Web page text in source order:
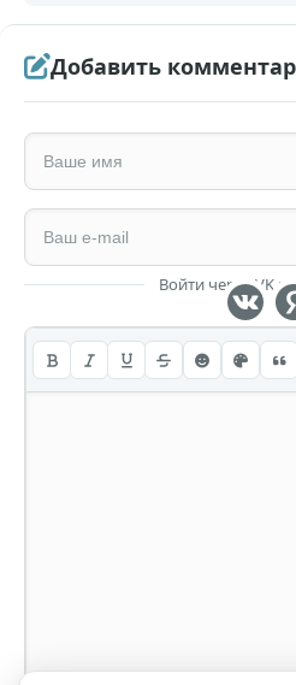
Добавить
Войти через VK